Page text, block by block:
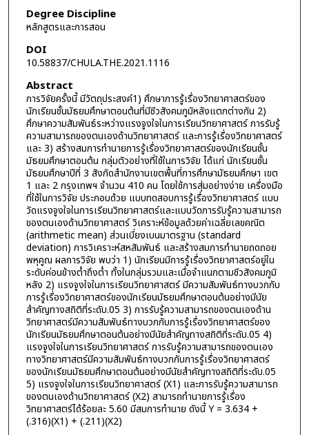
Degree Discipline
หลักสูตรและการสอน
DOI
10.58837/CHULA.THE.2021.1116
Abstract
การวิจัยครั้งนี้ มีวัตถุประสงค์1) ศึกษาการรู้เรื่องวิทยาศาสตร์ของ
นักเรียนชั้นมัธยมศึกษาตอนต้นที่มีชีวสังคมภูมิหลังแตกต่างกัน 2)
ศึกษาความสัมพันธ์ระหว่างแรงจูงใจในการเรียนวิทยาศาสตร์ การรับรู้
ความสามารถของตนเองด้านวิทยาศาสตร์ และการรู้เรื่องวิทยาศาสตร์
และ 3) สร้างสมการทำนายการรู้เรื่องวิทยาศาสตร์ของนักเรียนชั้น
มัธยมศึกษาตอนต้น กลุ่มตัวอย่างที่ใช้ในการวิจัย ได้แก่ นักเรียนชั้น
มัธยมศึกษาปีที่ 3 สังกัดสำนักงานเขตพื้นที่การศึกษามัธยมศึกษา เขต
1 และ 2 กรุงเทพฯ จำนวน 410 คน โดยใช้การสุ่มอย่างง่าย เครื่องมือ
ที่ใช้ในการวิจัย ประกอบด้วย แบบทดสอบการรู้เรื่องวิทยาศาสตร์ แบบ
วัดแรงจูงใจในการเรียนวิทยาศาสตร์และแบบวัดการรับรู้ความสามารถ
ของตนเองด้านวิทยาศาสตร์ วิเคราะห์ข้อมูลด้วยค่าเฉลี่ยเลขคณิต
(arithmetic mean) ส่วนเบี่ยงเบนมาตรฐาน (standard
deviation) การวิเคราะห์สหสัมพันธ์ และสร้างสมการทำนายถดถอย
พหุคูณ ผลการวิจัย พบว่า 1) นักเรียนมีการรู้เรื่องวิทยาศาสตร์อยู่ใน
ระดับค่อนข้างต่ำถึงต่ำ ทั้งในกลุ่มรวมและเมื่อจำแนกตามชีวสังคมภูมิ
หลัง 2) แรงจูงใจในการเรียนวิทยาศาสตร์ มีความสัมพันธ์ทางบวกกับ
การรู้เรื่องวิทยาศาสตร์ของนักเรียนมัธยมศึกษาตอนต้นอย่างมีนัย
สำคัญทางสถิติที่ระดับ.05 3) การรับรู้ความสามารถของตนเองด้าน
วิทยาศาสตร์มีความสัมพันธ์ทางบวกกับการรู้เรื่องวิทยาศาสตร์ของ
นักเรียนมัธยมศึกษาตอนต้นอย่างมีนัยสำคัญทางสถิติที่ระดับ.05 4)
แรงจูงใจในการเรียนวิทยาศาสตร์ การรับรู้ความสามารถของตนเอง
ทางวิทยาศาสตร์มีความสัมพันธ์ทางบวกกับการรู้เรื่องวิทยาศาสตร์
ของนักเรียนมัธยมศึกษาตอนต้นอย่างมีนัยสำคัญทางสถิติที่ระดับ.05
5) แรงจูงใจในการเรียนวิทยาศาสตร์ (X1) และการรับรู้ความสามารถ
ของตนเองด้านวิทยาศาสตร์ (X2) สามารถทำนายการรู้เรื่อง
วิทยาศาสตร์ได้ร้อยละ 5.60 มีสมการทำนาย ดังนี้ Y = 3.634 +
(.316)(X1) + (.211)(X2)